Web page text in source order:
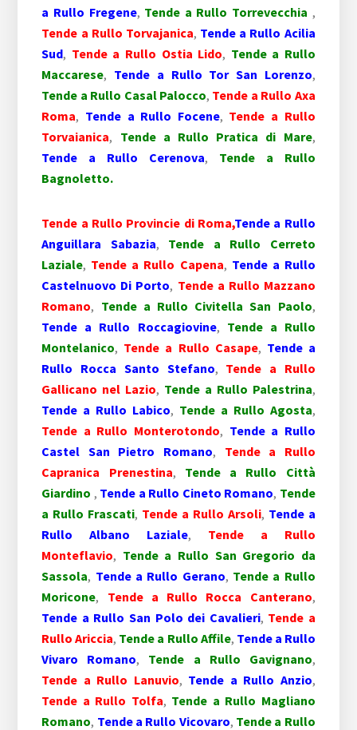
a Rullo Fregene, Tende a Rullo Torrevecchia ,
Tende a Rullo Torvajanica, Tende a Rullo Acilia
Sud, Tende a Rullo Ostia Lido, Tende a Rullo
Maccarese, Tende a Rullo Tor San Lorenzo,
Tende a Rullo Casal Palocco, Tende a Rullo Axa
Roma, Tende a Rullo Focene, Tende a Rullo
Torvaianica, Tende a Rullo Pratica di Mare,
Tende a Rullo Cerenova, Tende a Rullo
Bagnoletto.
Tende a Rullo Provincie di Roma,Tende a Rullo
Anguillara Sabazia, Tende a Rullo Cerreto
Laziale, Tende a Rullo Capena, Tende a Rullo
Castelnuovo Di Porto, Tende a Rullo Mazzano
Romano, Tende a Rullo Civitella San Paolo,
Tende a Rullo Roccagiovine, Tende a Rullo
Montelanico, Tende a Rullo Casape, Tende a
Rullo Rocca Santo Stefano, Tende a Rullo
Gallicano nel Lazio, Tende a Rullo Palestrina,
Tende a Rullo Labico, Tende a Rullo Agosta,
Tende a Rullo Monterotondo, Tende a Rullo
Castel San Pietro Romano, Tende a Rullo
Capranica Prenestina, Tende a Rullo Città
Giardino , Tende a Rullo Cineto Romano, Tende
a Rullo Frascati, Tende a Rullo Arsoli, Tende a
Rullo Albano Laziale, Tende a Rullo
Monteflavio, Tende a Rullo San Gregorio da
Sassola, Tende a Rullo Gerano, Tende a Rullo
Moricone, Tende a Rullo Rocca Canterano,
Tende a Rullo San Polo dei Cavalieri, Tende a
Rullo Ariccia, Tende a Rullo Affile, Tende a Rullo
Vivaro Romano, Tende a Rullo Gavignano,
Tende a Rullo Lanuvio, Tende a Rullo Anzio,
Tende a Rullo Tolfa, Tende a Rullo Magliano
Romano, Tende a Rullo Vicovaro, Tende a Rullo